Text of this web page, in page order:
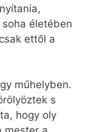
életében
ettől a
műhelyben.
s
hogy oly